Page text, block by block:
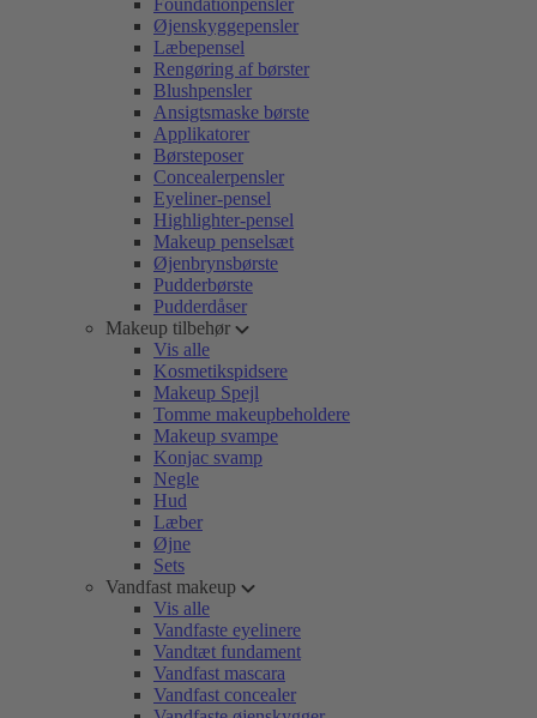
Foundationpensler
Øjenskyggepensler
Læbepensel
Rengøring af børster
Blushpensler
Ansigtsmaske børste
Applikatorer
Børsteposer
Concealerpensler
Eyeliner-pensel
Highlighter-pensel
Makeup penselsæt
Øjenbrynsbørste
Pudderbørste
Pudderdåser
Makeup tilbehør
Vis alle
Kosmetikspidsere
Makeup Spejl
Tomme makeupbeholdere
Makeup svampe
Konjac svamp
Negle
Hud
Læber
Øjne
Sets
Vandfast makeup
Vis alle
Vandfaste eyelinere
Vandtæt fundament
Vandfast mascara
Vandfast concealer